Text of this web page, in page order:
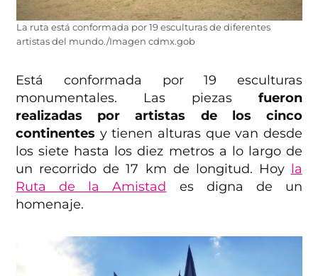
La ruta está conformada por 19 esculturas de diferentes
artistas del mundo./Imagen cdmx.gob
Está conformada por 19 esculturas
monumentales. Las piezas fueron
realizadas por artistas de los cinco
continentes y tienen alturas que van desde
los siete hasta los diez metros a lo largo de
un recorrido de 17 km de longitud. Hoy la
Ruta de la Amistad es digna de un
homenaje.